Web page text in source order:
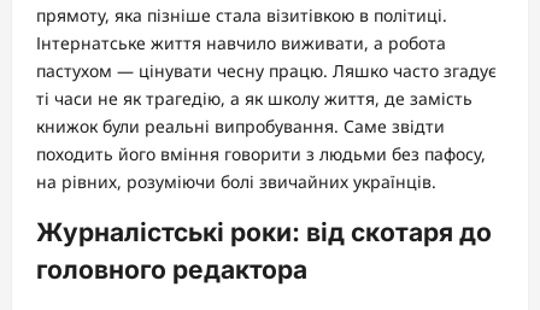
прямоту, яка пізніше стала візитівкою в політиці.
Інтернатське життя навчило виживати, а робота
пастухом — цінувати чесну працю. Ляшко часто згадує
ті часи не як трагедію, а як школу життя, де замість
книжок були реальні випробування. Саме звідти
походить його вміння говорити з людьми без пафосу,
на рівних, розуміючи болі звичайних українців.
Журналістські роки: від скотаря до
головного редактора